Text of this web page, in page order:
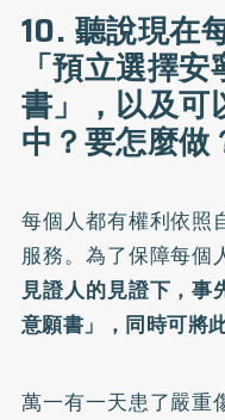
10. 聽說現在
「預立選擇
書」，以及可
中？要怎麼做
每個人都有權利依照
服務。為了保障每個
見證人的見證下，事
意願書」，同時可將
萬一有一天患了嚴重